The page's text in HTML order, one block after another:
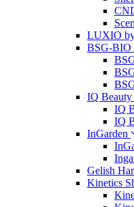
LUXIO
BSG-BIO
IQ Beauty
IQ
IQ
InGarden
Gelish
Kinetics